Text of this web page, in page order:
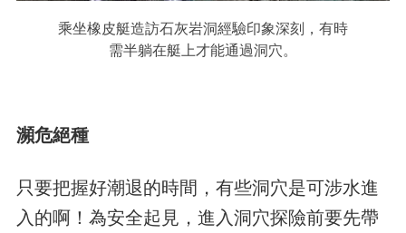
乘坐橡皮艇造訪石灰岩洞經驗印象深刻，有時
需半躺在艇上才能通過洞穴。
瀕危絕種
只要把握好潮退的時間，有些洞穴是可涉水進
入的啊！為安全起見，進入洞穴探險前要先帶